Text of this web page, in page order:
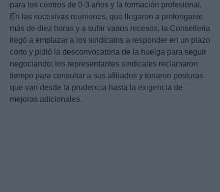
para los centros de 0-3 años y la formación profesional.
En las sucesivas reuniones, que llegaron a prolongarse
más de diez horas y a sufrir varios recesos, la Conselleria
llegó a emplazar a los sindicatos a responder en un plazo
corto y pidió la desconvocatoria de la huelga para seguir
negociando; los representantes sindicales reclamaron
tiempo para consultar a sus afiliados y tonaron posturas
que van desde la prudencia hasta la exigencia de
mejoras adicionales.